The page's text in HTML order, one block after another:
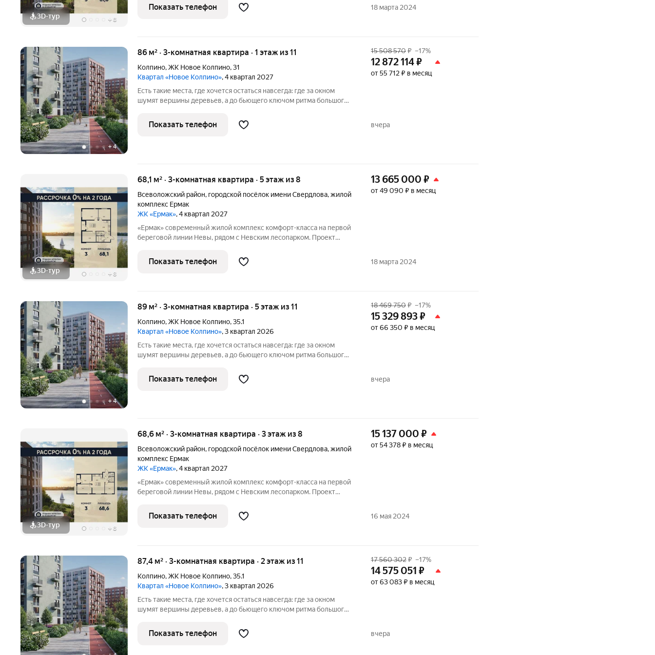
3D-тур + 8
(90%) открываются захватывающие панорамные виды на реку.
Квартиры
Показать телефон 18 марта 2024
+ 4
86 м² · 3-комнатная квартира · 1 этаж из 11
Колпино,ЖК Новое Колпино,31
Квартал «Новое Колпино», 4 квартал 2027
Есть такие места, где хочется остаться навсегда: где за окном
шумят вершины деревьев, а до бьющего ключом ритма большого
"Новое Колпино" в зеленом районе Петербурга.Здесь можно
проводить
15 508 570₽ –17%
12 872 114₽
от 55 712 ₽ в месяц
Показать телефон вчера
3D-тур + 8
68,1 м² · 3-комнатная квартира · 5 этаж из 8
Всеволожский район, городской посёлок имени Свердлова,жилой
комплекс Ермак
ЖК «Ермак», 4 квартал 2027
«Ермак» современный жилой комплекс комфорт-класса на первой
береговой линии Невы, рядом с Невским лесопарком. Проект
(90%) открываются захватывающие панорамные виды на реку.
Квартиры
13 665 000 ₽
от 49 090 ₽ в месяц
Показать телефон 18 марта 2024
+ 4
89 м² · 3-комнатная квартира · 5 этаж из 11
Колпино,ЖК Новое Колпино,35.1
Квартал «Новое Колпино», 3 квартал 2026
Есть такие места, где хочется остаться навсегда: где за окном
шумят вершины деревьев, а до бьющего ключом ритма большого
"Новое Колпино" в зеленом районе Петербурга.Здесь можно
проводить
18 469 750₽ –17%
15 329 893₽
от 66 350 ₽ в месяц
Показать телефон вчера
3D-тур + 8
68,6 м² · 3-комнатная квартира · 3 этаж из 8
Всеволожский район, городской посёлок имени Свердлова,жилой
комплекс Ермак
ЖК «Ермак», 4 квартал 2027
«Ермак» современный жилой комплекс комфорт-класса на первой
береговой линии Невы, рядом с Невским лесопарком. Проект
(90%) открываются захватывающие панорамные виды на реку.
Квартиры
15 137 000 ₽
от 54 378 ₽ в месяц
Показать телефон 16 мая 2024
87,4 м² · 3-комнатная квартира · 2 этаж из 11
Колпино,ЖК Новое Колпино,35.1
Квартал «Новое Колпино», 3 квартал 2026
Есть такие места, где хочется остаться навсегда: где за окном
шумят вершины деревьев, а до бьющего ключом ритма большого
"Новое Колпино" в зеленом районе Петербурга.Здесь можно
проводить
17 560 302₽ –17%
14 575 051 ₽
от 63 083 ₽ в месяц
Показать телефон вчера